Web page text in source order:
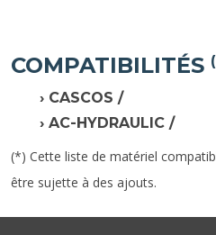
COMPATIBILITÉS
CASCOS /
AC-HYDRAULIC /
(*) Cette liste de matériel
être sujette à des ajouts.